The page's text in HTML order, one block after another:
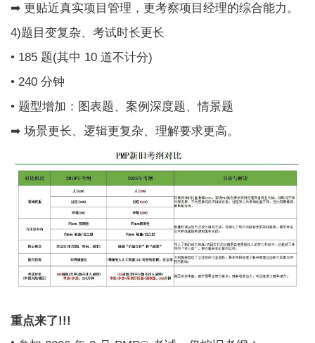
➡ 更贴近真实项目管理，更考察项目经理的综合能力。
4)题目变复杂、考试时长更长
• 185 题(其中 10 道不计分)
• 240 分钟
• 题型增加：图表题、案例深度题、情景题
➡ 场景更长、逻辑更复杂、理解要求更高。
重点来了!!!